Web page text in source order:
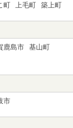
町 上毛町 築上町
鹿島市
基山町
市